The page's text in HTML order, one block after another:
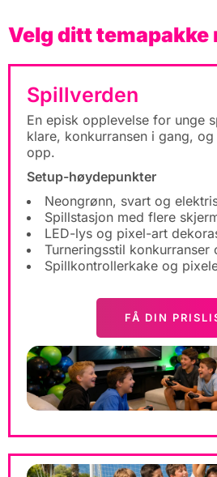
Velg ditt temapakke
Spillverden
En episk opplevelse for unge
klare, konkurransen i gang,
opp.
Setup-høydepunkter
Neongrønn, svart og
Spillstasjon med flere
LED-lys og pixel-art
Turneringsstil konkurranser
Spillkontrollerkake og
FÅ DIN